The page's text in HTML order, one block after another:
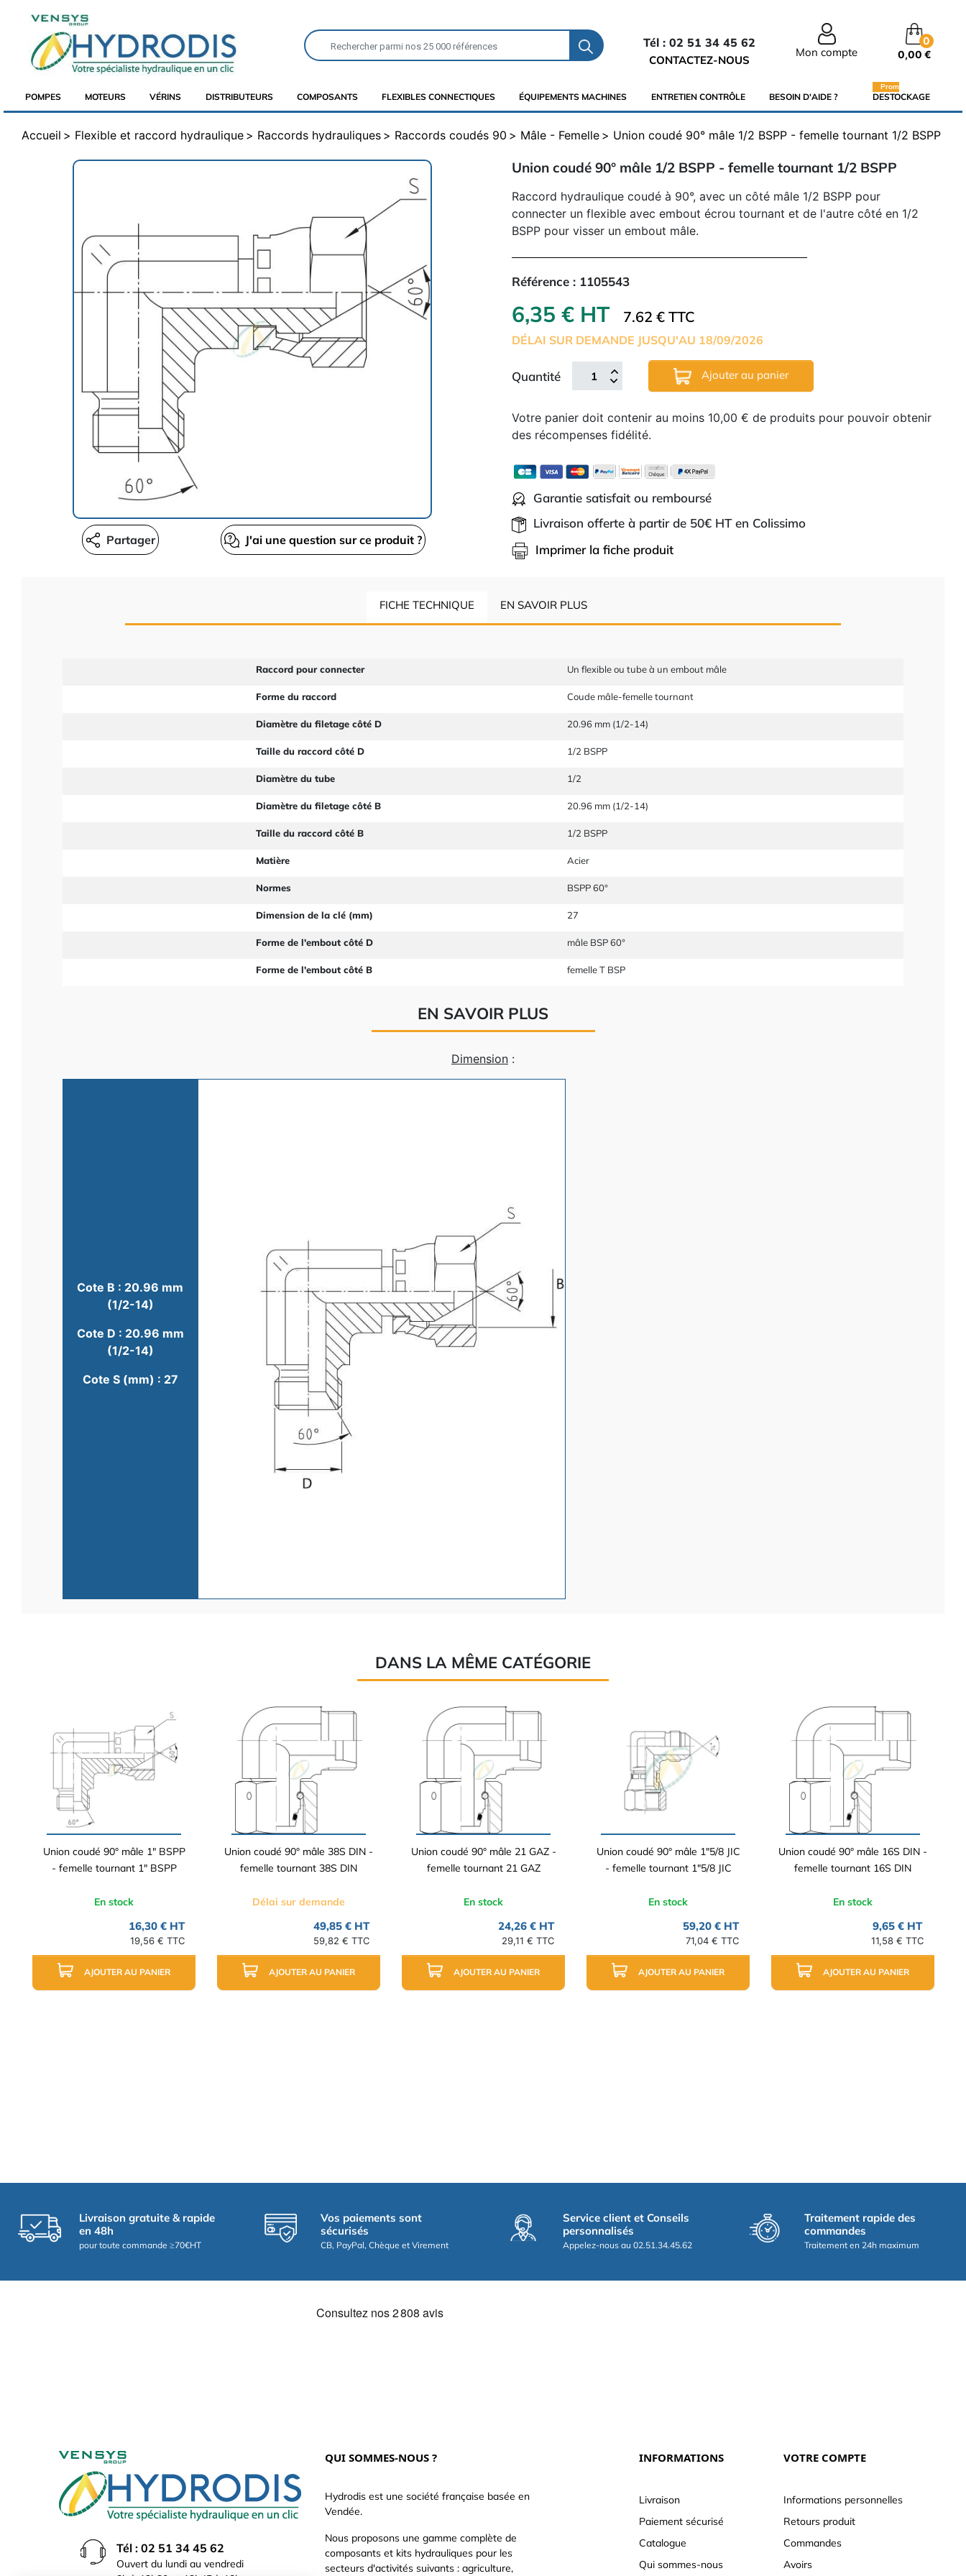
Tél : 02 51 34 45 62
CONTACTEZ-NOUS
Mon compte
0
0,00 €
POMPES MOTEURS VÉRINS DISTRIBUTEURS COMPOSANTS FLEXIBLES CONNECTIQUES ÉQUIPEMENTS MACHINES ENTRETIEN CONTRÔLE BESOIN D'AIDE ? DESTOCKAGE
Promo
Accueil Flexible et raccord hydraulique Raccords hydrauliques Raccords coudés 90 Mâle - Femelle Union coudé 90° mâle 1/2 BSPP - femelle tournant 1/2 BSPP
J'ai une question sur ce produit ?
Partager
Union coudé 90° mâle 1/2 BSPP - femelle tournant 1/2 BSPP
Raccord hydraulique coudé à 90°, avec un côté mâle 1/2 BSPP pour
connecter un flexible avec embout écrou tournant et de l'autre côté en 1/2
BSPP pour visser un embout mâle.
Référence : 1105543
6,35 € HT 7.62 € TTC
DÉLAI SUR DEMANDE JUSQU'AU 18/09/2026
Quantité Ajouter au panier
Votre panier doit contenir au moins 10,00 € de produits pour pouvoir obtenir
des récompenses fidélité.
Garantie satisfait ou remboursé
Livraison offerte à partir de 50€ HT en Colissimo
Imprimer la fiche produit
FICHE TECHNIQUE EN SAVOIR PLUS
Raccord pour connecter Un flexible ou tube à un embout mâle
Forme du raccord Coude mâle-femelle tournant
Diamètre du filetage côté D 20.96 mm (1/2-14)
Taille du raccord côté D 1/2 BSPP
Diamètre du tube 1/2
Diamètre du filetage côté B 20.96 mm (1/2-14)
Taille du raccord côté B 1/2 BSPP
Matière Acier
Normes BSPP 60°
Dimension de la clé (mm) 27
Forme de l'embout côté D mâle BSP 60°
Forme de l'embout côté B femelle T BSP
EN SAVOIR PLUS
Dimension :
Cote B : 20.96 mm
(1/2-14)
Cote D : 20.96 mm
(1/2-14)
Cote S (mm) : 27
DANS LA MÊME CATÉGORIE
Union coudé 90° mâle 1" BSPP
- femelle tournant 1" BSPP
En stock
16,30 € HT
19,56 € TTC
AJOUTER AU PANIER
Union coudé 90° mâle 38S DIN -
femelle tournant 38S DIN
Délai sur demande
49,85 € HT
59,82 € TTC
AJOUTER AU PANIER
Union coudé 90° mâle 21 GAZ -
femelle tournant 21 GAZ
En stock
24,26 € HT
29,11 € TTC
AJOUTER AU PANIER
Union coudé 90° mâle 1"5/8 JIC
- femelle tournant 1"5/8 JIC
En stock
59,20 € HT
71,04 € TTC
AJOUTER AU PANIER
Union coudé 90° mâle 16S DIN -
femelle tournant 16S DIN
En stock
9,65 € HT
11,58 € TTC
AJOUTER AU PANIER
Livraison gratuite & rapide
en 48h
pour toute commande ≥70€HT
Vos paiements sont
sécurisés
CB, PayPal, Chèque et Virement
Service client et Conseils
personnalisés
Appelez-nous au 02.51.34.45.62
Traitement rapide des
commandes
Traitement en 24h maximum
Tél : 02 51 34 45 62
Ouvert du lundi au vendredi
QUI SOMMES-NOUS ?
Hydrodis est une société française basée en
Vendée.
Nous proposons une gamme complète de
composants et kits hydrauliques pour les
secteurs d'activités suivants : agriculture,
INFORMATIONS
Livraison
Paiement sécurisé
Catalogue
Qui sommes-nous
VOTRE COMPTE
Informations personnelles
Retours produit
Commandes
Avoirs